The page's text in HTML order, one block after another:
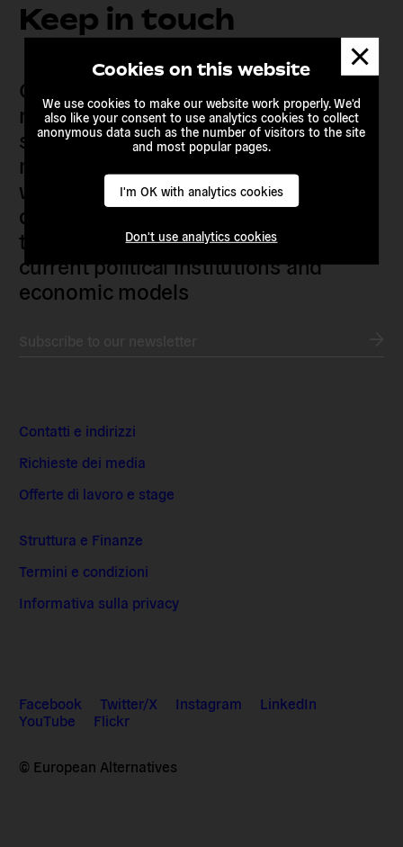
Cookies on this website
We use cookies to make our website work properly. We'd
also like your consent to use analytics cookies to collect
anonymous data such as the number of visitors to the site
and most popular pages.
I'm OK with analytics cookies
Don't use analytics cookies
Keep in touch
Our members are citizens, activists,
researchers, artists, organisers, civil
society organisations, progressive
movements and grassroots initiatives
who are actively imagining,
demanding and enacting
transnational alternatives to the
current political institutions and
economic models
Contatti e indirizzi
Richieste dei media
Offerte di lavoro e stage
Struttura e Finanze
Termini e condizioni
Informativa sulla privacy
Facebook Twitter/X Instagram
LinkedIn
YouTube
Flickr
© European Alternatives